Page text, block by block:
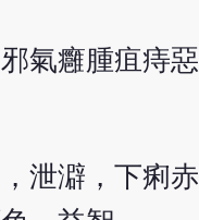
氣癰腫疽痔惡
泄澼，下痢赤